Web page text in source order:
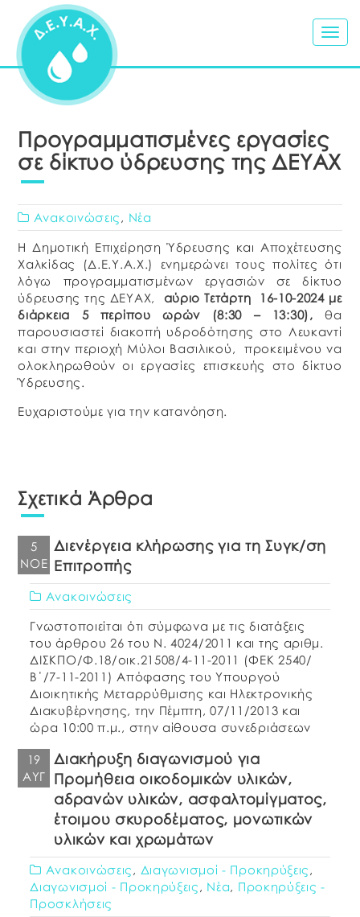
Προγραμματισμένες εργασίες
σε δίκτυο ύδρευσης της ΔΕΥΑΧ
Ανακοινώσεις , Νέα
Η Δημοτική Επιχείρηση Ύδρευσης και Αποχέτευσης
Χαλκίδας (Δ.Ε.Υ.Α.Χ.) ενημερώνει τους πολίτες ότι
λόγω προγραμματισμένων εργασιών σε δίκτυο
ύδρευσης της ΔΕΥΑΧ, αύριο Τετάρτη 16-10-2024 με
διάρκεια 5 περίπου ωρών (8:30 – 13:30), θα
παρουσιαστεί διακοπή υδροδότησης στο Λευκαντί
και στην περιοχή Μύλοι Βασιλικού, προκειμένου να
ολοκληρωθούν οι εργασίες επισκευής στο δίκτυο
Ύδρευσης.
Ευχαριστούμε για την κατανόηση.
Σχετικά Άρθρα
5
ΝΟΈ
Διενέργεια κλήρωσης για τη Συγκ/ση
Επιτροπής
Ανακοινώσεις
Γνωστοποιείται ότι σύμφωνα με τις διατάξεις
του άρθρου 26 του Ν. 4024/2011 και της αριθμ.
ΔΙΣΚΠΟ/Φ.18/οικ.21508/4-11-2011 (ΦΕΚ 2540/
Β΄/7-11-2011) Απόφασης του Υπουργού
Διοικητικής Μεταρρύθμισης και Ηλεκτρονικής
Διακυβέρνησης, την Πέμπτη, 07/11/2013 και
ώρα 10:00 π.μ., στην αίθουσα συνεδριάσεων
όροφος), Νεοφύτου 69 – Χαλκίδα, θα
διενεργηθεί από την αρμόδια επιτροπή που έχει
19
ΑΥΓ
Διακήρυξη διαγωνισμού για
Προμήθεια οικοδομικών υλικών,
αδρανών υλικών, ασφαλτομίγματος,
έτοιμου σκυροδέματος, μονωτικών
υλικών και χρωμάτων
Ανακοινώσεις , Διαγωνισμοί - Προκηρύξεις ,
Διαγωνισμοί - Προκηρύξεις , Νέα, Προκηρύξεις -
Προσκλήσεις